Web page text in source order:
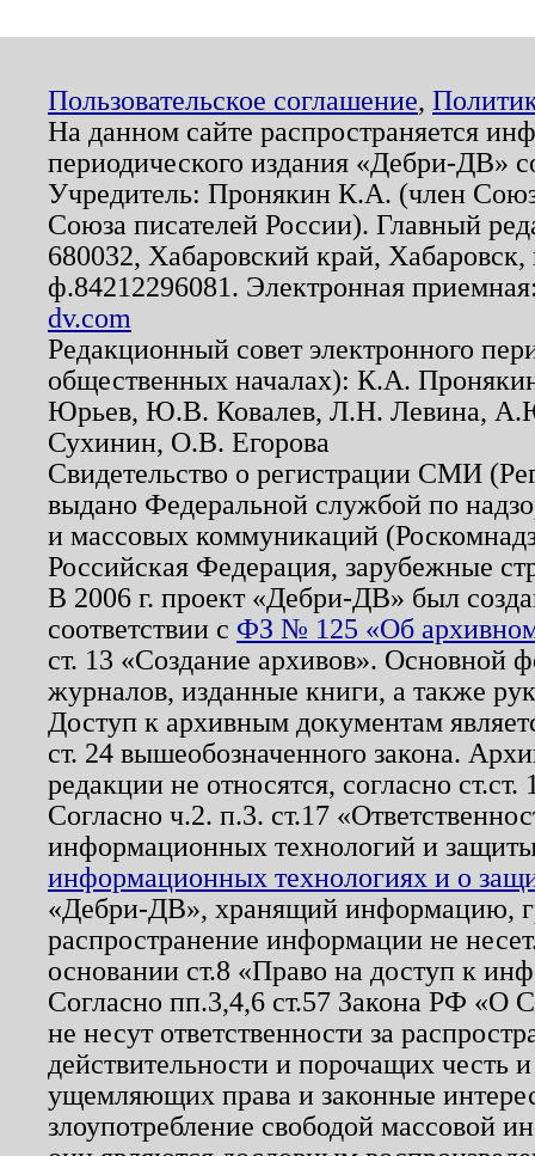
Пользовательское соглашение,
На данном сайте распространяется
периодического издания «Дебри-ДВ»
Учредитель: Пронякин К.А. (член
Союза писателей России). Главный
680032, Хабаровский край,
ф.84212296081. Электронная
dv.com
Редакционный совет электронного
общественных началах): К.А.
Юрьев, Ю.В. Ковалев, Л.Н. Левина,
Сухинин, О.В. Егорова
Свидетельство о регистрации СМИ
выдано Федеральной службой по
и массовых коммуникаций
Российская Федерация, зарубежные
В 2006 г. проект «Дебри-ДВ» был
соответствии с ФЗ № 125 «Об
ст. 13 «Создание архивов». Основной
журналов, изданные книги, а также
Доступ к архивным документам
ст. 24 вышеобозначенного закона.
редакции не относятся, согласно
Согласно ч.2. п.3. ст.17
информационных технологий и
информационных технологиях и о
«Дебри-ДВ», хранящий информацию,
распространение информации не
основании ст.8 «Право на доступ к
Согласно пп.3,4,6 ст.57 Закона РФ «О
не несут ответственности за
действительности и порочащих честь
ущемляющих права и законные
злоупотребление свободой массовой